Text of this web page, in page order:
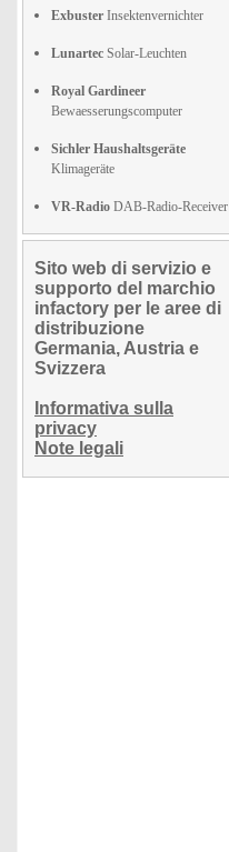
Exbuster Insektenvernichter
Lunartec Solar-Leuchten
Royal Gardineer
Bewaesserungscomputer
Sichler Haushaltsgeräte
Klimageräte
VR-Radio DAB-Radio-Receiver
Sito web di servizio e
supporto del marchio
infactory per le aree di
distribuzione
Germania, Austria e
Svizzera
Informativa sulla
privacy
Note legali